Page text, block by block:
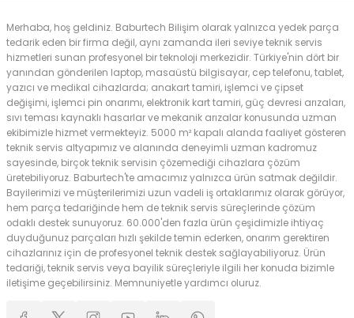
Merhaba, hoş geldiniz. Baburtech Bilişim olarak yalnızca yedek parça
tedarik eden bir firma değil, aynı zamanda ileri seviye teknik servis
hizmetleri sunan profesyonel bir teknoloji merkezidir. Türkiye'nin dört bir
yanından gönderilen laptop, masaüstü bilgisayar, cep telefonu, tablet,
yazıcı ve medikal cihazlarda; anakart tamiri, işlemci ve çipset
değişimi, işlemci pin onarımı, elektronik kart tamiri, güç devresi arızaları,
sıvı teması kaynaklı hasarlar ve mekanik arızalar konusunda uzman
ekibimizle hizmet vermekteyiz. 5000 m² kapalı alanda faaliyet gösteren
teknik servis altyapımız ve alanında deneyimli uzman kadromuz
sayesinde, birçok teknik servisin çözemediği cihazlara çözüm
üretebiliyoruz. Baburtech'te amacımız yalnızca ürün satmak değildir.
Bayilerimizi ve müşterilerimizi uzun vadeli iş ortaklarımız olarak görüyor,
hem parça tedariğinde hem de teknik servis süreçlerinde çözüm
odaklı destek sunuyoruz. 60.000'den fazla ürün çeşidimizle ihtiyaç
duyduğunuz parçaları hızlı şekilde temin ederken, onarım gerektiren
cihazlarınız için de profesyonel teknik destek sağlayabiliyoruz. Ürün
tedariği, teknik servis veya bayilik süreçleriyle ilgili her konuda bizimle
iletişime geçebilirsiniz. Memnuniyetle yardımcı oluruz.